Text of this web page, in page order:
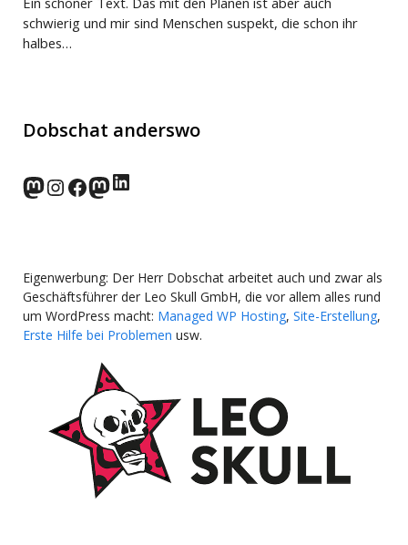
schwierig und mir sind Menschen suspekt, die schon ihr
halbes…
Dobschat anderswo
norden.social
Instagram
Facebook
wp-punks.social
LinkedIn
Eigenwerbung: Der Herr Dobschat arbeitet auch und zwar als
Geschäftsführer der Leo Skull GmbH, die vor allem alles rund
um WordPress macht: Managed WP Hosting, Site-Erstellung,
Erste Hilfe bei Problemen usw.